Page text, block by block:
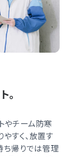
。
やチーム防寒
すく、放置す
ち帰りでは管理